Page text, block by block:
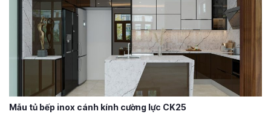
Mẫu tủ bếp inox cánh kính cường lực CK25